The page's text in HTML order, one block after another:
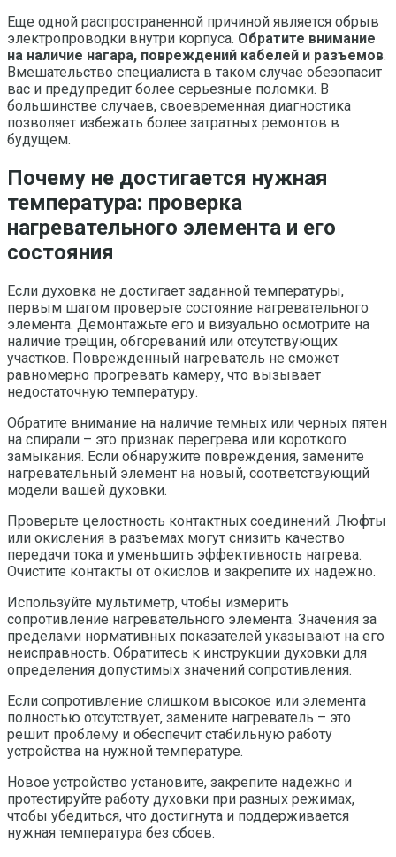
Еще одной распространенной причиной является обрыв
электропроводки внутри корпуса. Обратите внимание
на наличие нагара, повреждений кабелей и разъемов.
Вмешательство специалиста в таком случае обезопасит
вас и предупредит более серьезные поломки. В
большинстве случаев, своевременная диагностика
позволяет избежать более затратных ремонтов в
будущем.
Почему не достигается нужная
температура: проверка
нагревательного элемента и его
состояния
Если духовка не достигает заданной температуры,
первым шагом проверьте состояние нагревательного
элемента. Демонтажьте его и визуально осмотрите на
наличие трещин, обгореваний или отсутствующих
участков. Поврежденный нагреватель не сможет
равномерно прогревать камеру, что вызывает
недостаточную температуру.
Обратите внимание на наличие темных или черных пятен
на спирали – это признак перегрева или короткого
замыкания. Если обнаружите повреждения, замените
нагревательный элемент на новый, соответствующий
модели вашей духовки.
Проверьте целостность контактных соединений. Люфты
или окисления в разъемах могут снизить качество
передачи тока и уменьшить эффективность нагрева.
Очистите контакты от окислов и закрепите их надежно.
Используйте мультиметр, чтобы измерить
сопротивление нагревательного элемента. Значения за
пределами нормативных показателей указывают на его
неисправность. Обратитесь к инструкции духовки для
определения допустимых значений сопротивления.
Если сопротивление слишком высокое или элемента
полностью отсутствует, замените нагреватель – это
решит проблему и обеспечит стабильную работу
устройства на нужной температуре.
Новое устройство установите, закрепите надежно и
протестируйте работу духовки при разных режимах,
чтобы убедиться, что достигнута и поддерживается
нужная температура без сбоев.